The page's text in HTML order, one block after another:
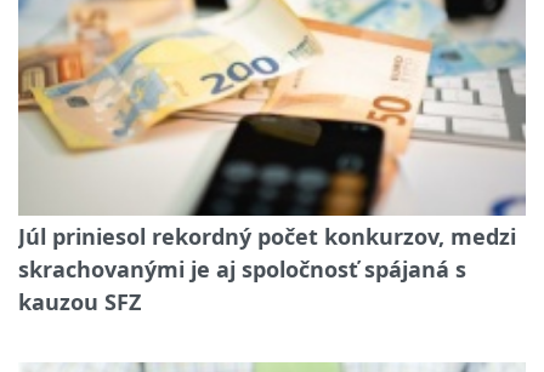
Júl priniesol rekordný počet konkurzov, medzi
skrachovanými je aj spoločnosť spájaná s
kauzou SFZ